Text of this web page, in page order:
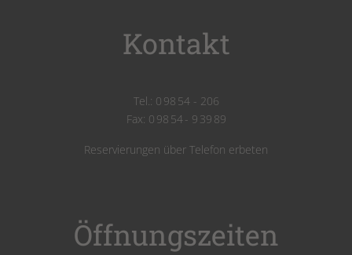
Kontakt
Tel.: 0 98 54 - 206
Fax: 0 98 54 - 9 39 89
Reservierungen über Telefon erbeten
Öffnungszeiten